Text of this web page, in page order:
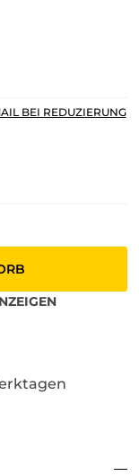
BEI REDUZIERUNG